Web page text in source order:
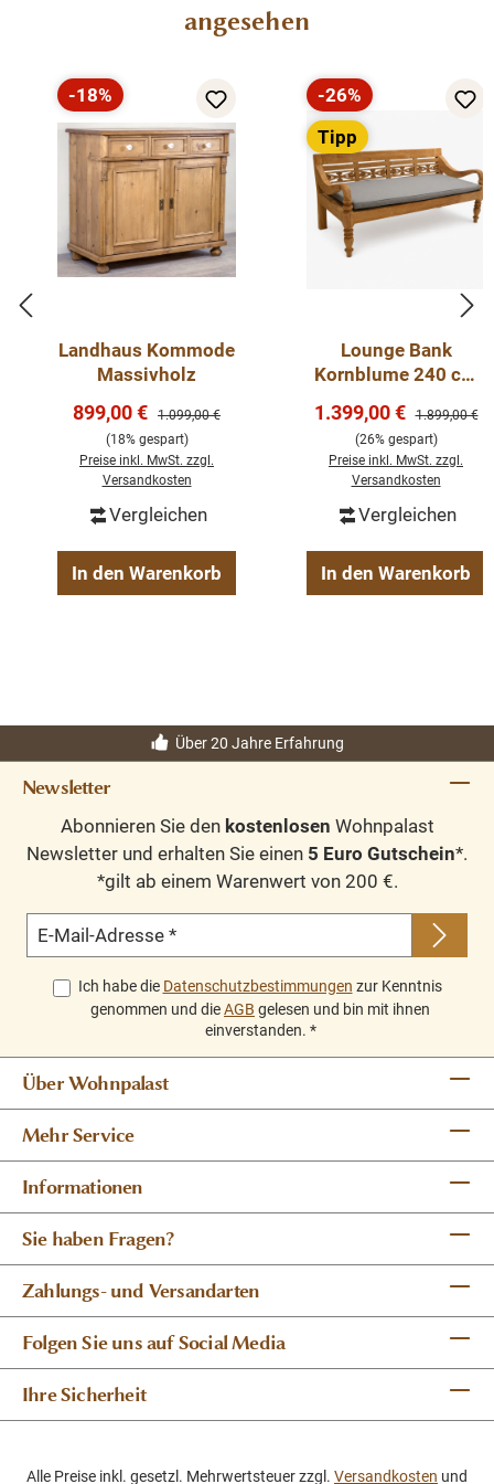
grifflose Tür einfach fassen und bequem weiter öffnen
angesehen
Rabatt
-18%
Landhaus Kommode
Massivholz
Verkaufspreis:
899,00 € Regulärer Preis:
1.099,00 €
(18% gespart)
Preise inkl. MwSt. zzgl.
Versandkosten
Vergleichen
In den Warenkorb
Rabatt
-26%
Tipp
Lounge Bank
Kornblume 240 cm
Gartenbank mit
Sitzkissen
Verkaufspreis:
1.399,00 € Regulärer
1.899,00 €
(26% gespart)
Preise inkl. MwSt. zzgl.
Versandkosten
Vergleichen
In den Warenkorb
Über 20 Jahre Erfahrung
Newsletter
Abonnieren Sie den kostenlosen Wohnpalast
Newsletter und erhalten Sie einen 5 Euro Gutschein*.
*gilt ab einem Warenwert von 200 €.
E-Mail-Adresse *
Ich habe die Datenschutzbestimmungen zur Kenntnis
genommen und dieAGB gelesen und bin mit ihnen
einverstanden. *
Über Wohnpalast
Mehr Service
Informationen
Sie haben Fragen?
Zahlungs- und Versandarten
Folgen Sie uns auf Social Media
Ihre Sicherheit
Alle Preise inkl. gesetzl. Mehrwertsteuer zzgl. Versandkosten und